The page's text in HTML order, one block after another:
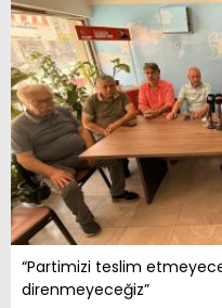
“Partimizi teslim
direnmeyeceğiz”